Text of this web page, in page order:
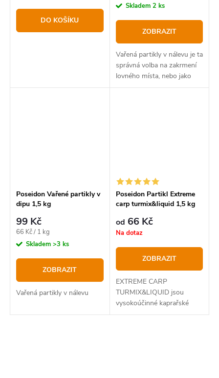
DO KOŠÍKU
cena:Skladem 2 ks
ZOBRAZIT
Vařená partikly v nálevu je ta
správná volba na zakrmení
lovného místa, nebo jako
nástraha na vlasovou
Poseidon Vařené partikly v
dipu 1,5 kg
99 Kč
Měrná
cena:
66 Kč / 1 kg
Skladem >3 ks
ZOBRAZIT
Vařená partikly v nálevu
Poseidon Partikl Extreme
carp turmix&liquid 1,5 kg
od 66 Kč
Na dotaz
ZOBRAZIT
EXTREME CARP
TURMIX&LIQUID jsou
vysokoúčinné kaprařské
aditiva.